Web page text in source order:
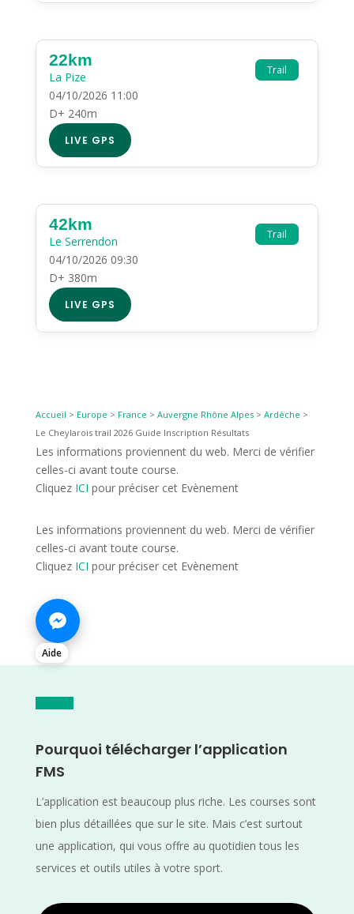
Trail
22km
La Pize
04/10/2026 11:00
D+ 240m
LIVE GPS
Trail
42km
Le Serrendon
04/10/2026 09:30
D+ 380m
LIVE GPS
Accueil > Europe > France > Auvergne Rhône Alpes> Ardèche >
Le Cheylarois trail 2026 Guide Inscription Résultats
Les informations proviennent du web. Merci de vérifier
celles-ci avant toute course.
Cliquez ICI pour préciser cet Evènement
Les informations proviennent du web. Merci de vérifier
celles-ci avant toute course.
Cliquez ICI pour préciser cet Evènement
Aide
Pourquoi télécharger l’application
FMS
L’application est beaucoup plus riche. Les courses sont
bien plus détaillées que sur le site. Mais c’est surtout
une application, qui vous offre au quotidien tous les
services et outils utiles à votre sport.